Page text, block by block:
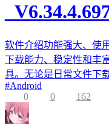
软件介绍功能强大、使
下载能力、稳定性和丰
具。无论是日常文件下
#Android
0
0 162